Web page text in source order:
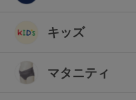
キッズ
マタニティ